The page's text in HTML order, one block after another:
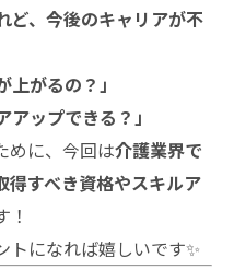
ど、今後のキャリアが不
上がるの？」
アップできる？」
めに、今回は介護業界で
得すべき資格やスキルア
トになれば嬉しいです✨